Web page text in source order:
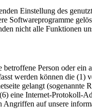
Einstellung des
Softwareprogramme
nicht alle Funktionen
Person oder ein
werden können die (1)
gelangt
eine Internet-Protokoll-
auf unsere